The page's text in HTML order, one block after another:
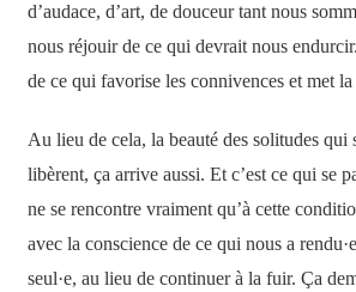
d’audace, d’art, de douceur tant nous
nous réjouir de ce qui devrait nous
de ce qui favorise les connivences et met
Au lieu de cela, la beauté des solitudes qui
libèrent, ça arrive aussi. Et c’est ce qui se
ne se rencontre vraiment qu’à cette
avec la conscience de ce qui nous a
seul·e, au lieu de continuer à la fuir. Ça